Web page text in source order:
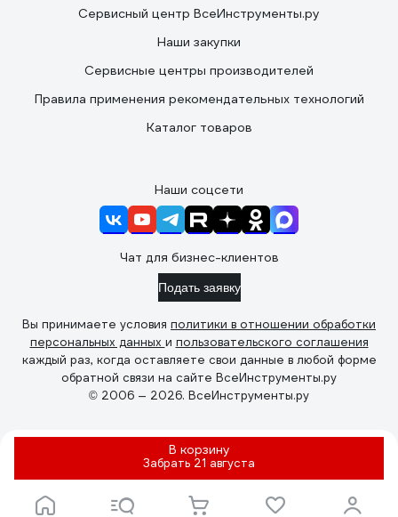
В корзину
Забрать 21 августа
Сервисный центр ВсеИнструменты.ру
Наши закупки
Сервисные центры производителей
Правила применения рекомендательных технологий
Каталог товаров
Наши соцсети
Чат для бизнес-клиентов
Подать заявку
Вы принимаете условия политики в отношении обработки
персональных данных и пользовательского соглашения
каждый раз, когда оставляете свои данные в любой форме
обратной связи на сайте ВсеИнструменты.ру
© 2006 — 2026. ВсеИнструменты.ру